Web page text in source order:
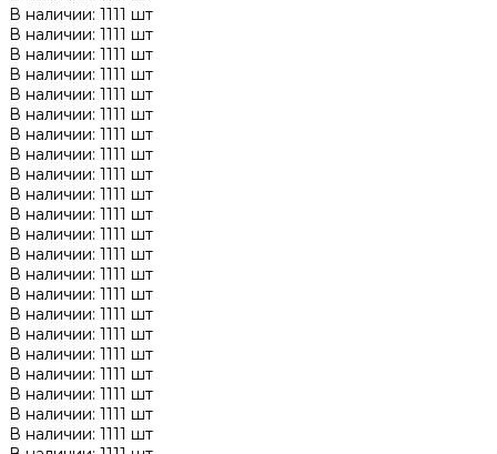
В наличии: 1111 шт
В наличии: 1111 шт
В наличии: 1111 шт
В наличии: 1111 шт
В наличии: 1111 шт
В наличии: 1111 шт
В наличии: 1111 шт
В наличии: 1111 шт
В наличии: 1111 шт
В наличии: 1111 шт
В наличии: 1111 шт
В наличии: 1111 шт
В наличии: 1111 шт
В наличии: 1111 шт
В наличии: 1111 шт
В наличии: 1111 шт
В наличии: 1111 шт
В наличии: 1111 шт
В наличии: 1111 шт
В наличии: 1111 шт
В наличии: 1111 шт
В наличии: 1111 шт